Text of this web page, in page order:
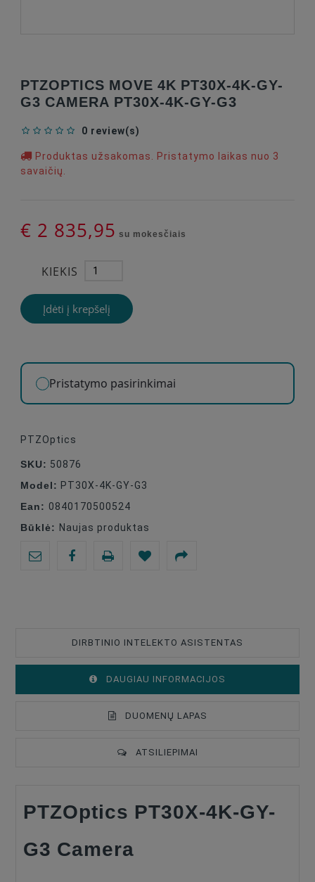
PTZOPTICS MOVE 4K PT30X-4K-GY-
G3 CAMERA PT30X-4K-GY-G3
0 review(s)
Produktas užsakomas. Pristatymo laikas nuo 3
savaičių.
€ 2 835,95 su mokesčiais
KIEKIS
Įdėti į krepšelį
Pristatymo pasirinkimai
PTZOptics
SKU: 50876
Model: PT30X-4K-GY-G3
Ean: 0840170500524
Būklė: Naujas produktas
DIRBTINIO INTELEKTO ASISTENTAS
DAUGIAU INFORMACIJOS
DUOMENŲ LAPAS
ATSILIEPIMAI
CMOS Sensor 4K (3840 X 2160) QFHD
PTZOptics PT30X-4K-GY-
G3 Camera